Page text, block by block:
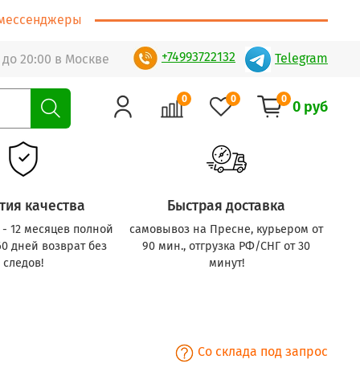
20:00 в Москве +74993722132 Telegram
0 0 0 0 руб
качества
- 12 месяцев полной
дней возврат без
следов!
Быстрая доставка
самовывоз на Пресне, курьером от
90 мин., отгрузка РФ/СНГ от 30
минут!
Со склада под запрос